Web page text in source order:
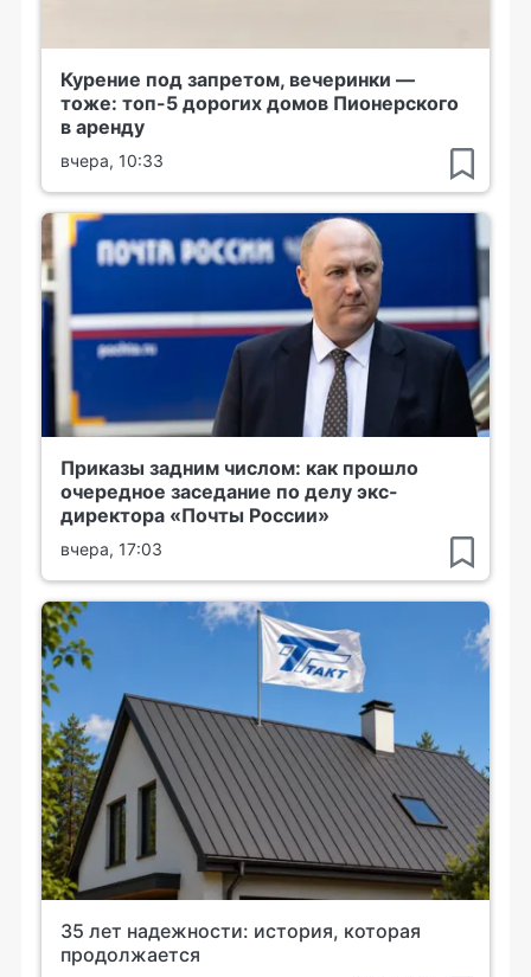
Курение под запретом, вечеринки —
тоже: топ-5 дорогих домов Пионерского
в аренду
вчера, 10:33
Приказы задним числом: как прошло
очередное заседание по делу экс-
директора «Почты России»
вчера, 17:03
35 лет надежности: история, которая
продолжается